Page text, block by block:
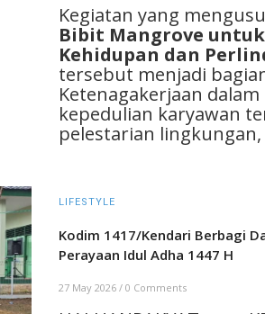
Kegiatan yang
Bibit Mangrove
Kehidupan dan
tersebut menjadi
Ketenagakerjaan
kepedulian karyawan
pelestarian
LIFESTYLE
Kodim 1417/Kendari Berbagi
Perayaan Idul Adha 1447 H
27 May 2026 / 0 Comments